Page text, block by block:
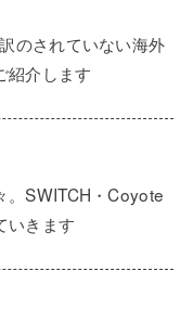
のされていない海外
紹介します
。SWITCH・Coyote
きます